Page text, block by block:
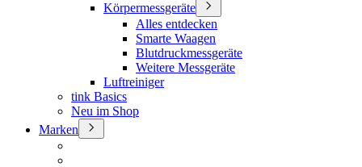
Körpermessgeräte
Alles entdecken
Smarte Waagen
Blutdruckmessgeräte
Weitere Messgeräte
Luftreiniger
tink Basics
Neu im Shop
Marken